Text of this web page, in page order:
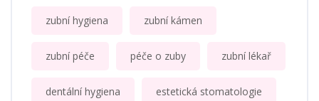
zubní hygiena zubní kámen
zubní péče péče o zuby zubní lékař
dentální hygiena estetická stomatologie